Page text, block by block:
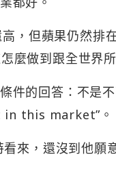
，但蘋果仍然排
做到跟全世界所
件的回答：不是
in this market”。
來，還沒到他願